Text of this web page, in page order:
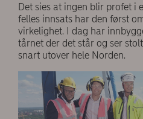
Det sies at ingen blir profet i
felles innsats har den først
virkelighet. I dag har
tårnet der det står og ser
snart utover hele Norden.